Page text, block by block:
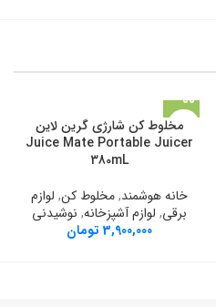
مخلوط کن شارژی گرین لاین
Juice Mate Portable Juicer
380mL
خانه هوشمند,مخلوط کن, لوازم
برقی, لوازم آشپزخانه, نوشیدنی
3,900,000 تومان